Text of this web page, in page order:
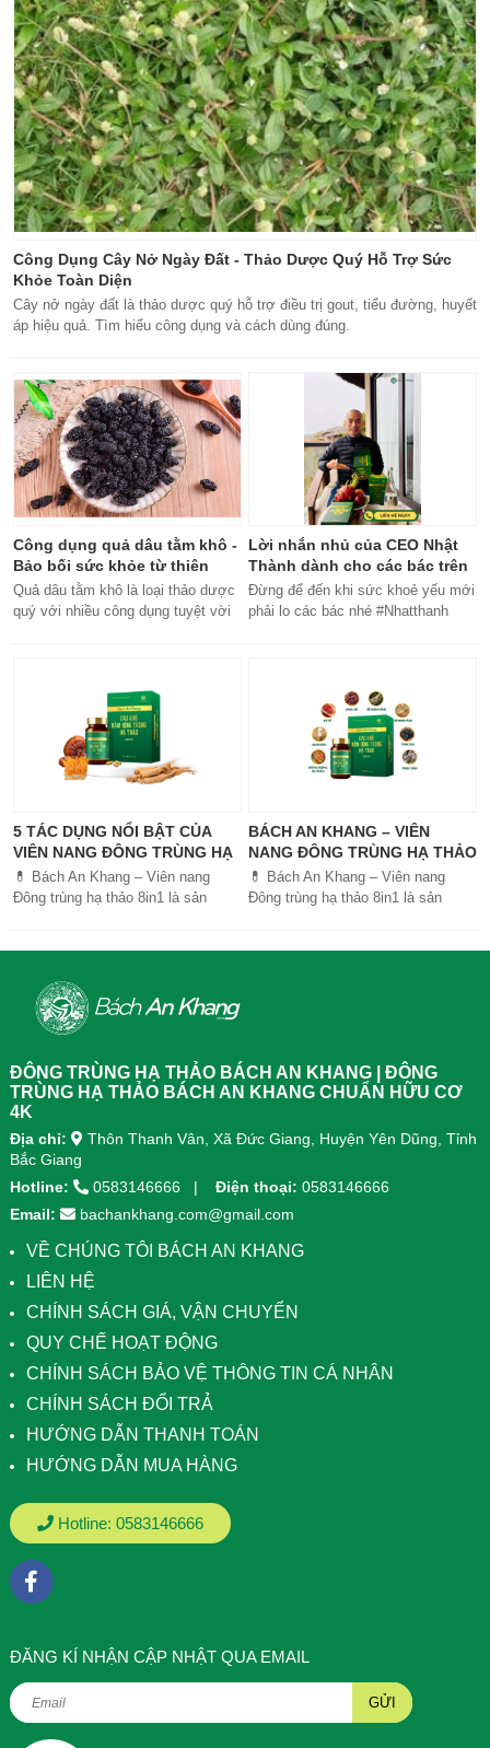
Công Dụng Cây Nở Ngày Đất - Thảo Dược Quý Hỗ Trợ Sức
Khỏe Toàn Diện
Cây nở ngày đất là thảo dược quý hỗ trợ điều trị gout, tiểu đường, huyết
áp hiệu quả. Tìm hiểu công dụng và cách dùng đúng.
Công dụng quả dâu tằm khô -
Bảo bối sức khỏe từ thiên
nhiên
Quả dâu tằm khô là loại thảo dược
quý với nhiều công dụng tuyệt vời
Lời nhắn nhủ của CEO Nhật
Thành dành cho các bác trên
50 tuổi
Đừng để đến khi sức khoẻ yếu mới
phải lo các bác nhé #Nhatthanh
#khoetubentrong #nhatthanhbak
5 TÁC DỤNG NỔI BẬT CỦA
VIÊN NANG ĐÔNG TRÙNG HẠ
THẢO BÁCH AN KHANG
💊 Bách An Khang – Viên nang
Đông trùng hạ thảo 8in1 là sản
tiêu hóa, ngủ ngon, giảm mệt mỏi.
Sản phẩm được sản xuất tại nhà
máy đạt chuẩn GMP, sử dụng công
giúp hấp thu nhanh và hiệu quả
hơn.
BÁCH AN KHANG – VIÊN
NANG ĐÔNG TRÙNG HẠ THẢO
8IN1: GIẢI PHÁP SỨC KHỎE
TOÀN DIỆN
💊 Bách An Khang – Viên nang
Đông trùng hạ thảo 8in1 là sản
ĐÔNG TRÙNG HẠ THẢO BÁCH AN KHANG | ĐÔNG
TRÙNG HẠ THẢO BÁCH AN KHANG CHUẨN HỮU CƠ
4K
Địa chỉ:
Thôn Thanh Vân, Xã Đức Giang, Huyện Yên Dũng, Tỉnh
Bắc Giang
Hotline:
0583146666 Điện thoại: 0583146666
Email:
bachankhang.com@gmail.com
VỀ CHÚNG TÔI BÁCH AN KHANG
LIÊN HỆ
CHÍNH SÁCH GIÁ, VẬN CHUYỂN
QUY CHẾ HOẠT ĐỘNG
CHÍNH SÁCH BẢO VỆ THÔNG TIN CÁ NHÂN
CHÍNH SÁCH ĐỔI TRẢ
HƯỚNG DẪN THANH TOÁN
HƯỚNG DẪN MUA HÀNG
Hotline: 0583146666
ÐĂNG KÍ NHẬN CẬP NHẬT QUA EMAIL
GỬI